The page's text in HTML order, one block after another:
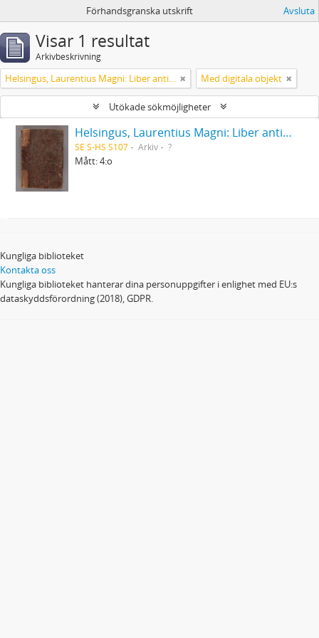
Förhandsgranska utskrift Avsluta
Visar 1 resultat
Arkivbeskrivning
Helsingus, Laurentius Magni: Liber antiphonarius Med digitala objekt
Utökade sökmöjligheter
Helsingus, Laurentius Magni: Liber antiphonarius
SE S-HS S107 Arkiv ?
Mått: 4:o
Kungliga biblioteket
Kontakta oss
Kungliga biblioteket hanterar dina personuppgifter i enlighet med EU:s
dataskyddsförordning (2018), GDPR.